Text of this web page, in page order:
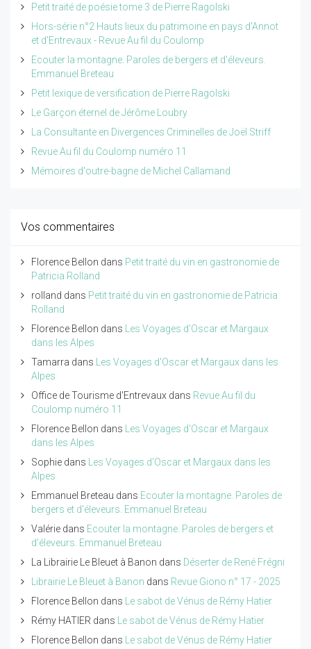
Petit traité de poésie tome 3 de Pierre Ragolski
Hors-série n°2 Hauts lieux du patrimoine en pays d'Annot
et d'Entrevaux - Revue Au fil du Coulomp
Ecouter la montagne. Paroles de bergers et d'éleveurs.
Emmanuel Breteau
Petit lexique de versification de Pierre Ragolski
Le Garçon éternel de Jérôme Loubry
La Consultante en Divergences Criminelles de Joël Striff
Revue Au fil du Coulomp numéro 11
Mémoires d'outre-bagne de Michel Callamand
Vos commentaires
Florence Bellon dans Petit traité du vin en gastronomie de
Patricia Rolland
rolland dans Petit traité du vin en gastronomie de Patricia
Rolland
Florence Bellon dans
Les Voyages d'Oscar et Margaux
dans les Alpes
Tamarra dans
Les Voyages d'Oscar et Margaux dans les
Alpes
Office de Tourisme d'Entrevaux dans Revue Au fil du
Coulomp numéro 11
Florence Bellon dans
Les Voyages d'Oscar et Margaux
dans les Alpes
Sophie dans
Les Voyages d'Oscar et Margaux dans les
Alpes
Emmanuel Breteau dans Ecouter la montagne. Paroles de
bergers et d'éleveurs. Emmanuel Breteau
Valérie dans Ecouter la montagne. Paroles de bergers et
d'éleveurs. Emmanuel Breteau
La Librairie Le Bleuet à Banon dans Déserter de René Frégni
Librairie Le Bleuet à Banon dans Revue Giono n° 17 - 2025
Florence Bellon dans
Le sabot de Vénus de Rémy Hatier
Rémy HATIER dans
Le sabot de Vénus de Rémy Hatier
Florence Bellon dans
Le sabot de Vénus de Rémy Hatier